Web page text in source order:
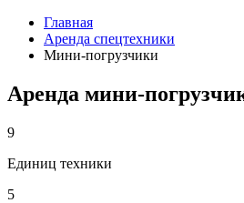
Главная
Аренда спецтехники
Мини-погрузчики
Аренда мини-
9
Единиц техники
5